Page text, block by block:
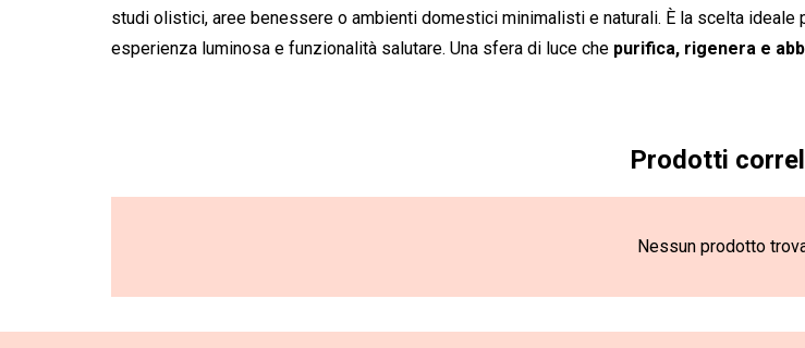
studi olistici, aree benessere o ambienti domestici minimalisti e naturali. È la scelta
esperienza luminosa e funzionalità salutare. Una sfera di luce che purifica, rigenera e
Prodotti
Nessun prodotto